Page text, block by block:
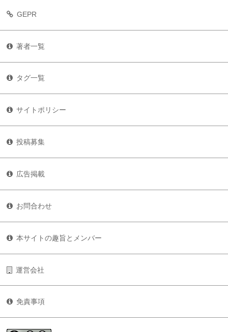
GEPR
著者一覧
タグ一覧
サイトポリシー
投稿募集
広告掲載
お問合わせ
本サイトの趣旨とメンバー
運営会社
免責事項